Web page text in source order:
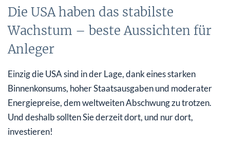
Die USA haben das stabilste
Wachstum – beste Aussichten für
Anleger
Einzig die USA sind in der Lage, dank eines starken
Binnenkonsums, hoher Staatsausgaben und moderater
Energiepreise, dem weltweiten Abschwung zu trotzen.
Und deshalb sollten Sie derzeit dort, und nur dort,
investieren!